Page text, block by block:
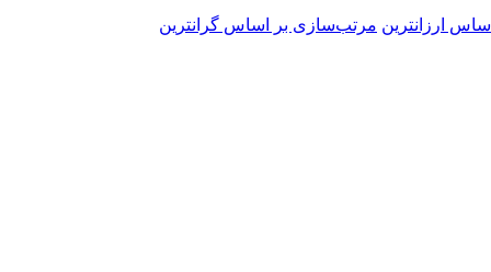
ارزانترین مرتب‌سازی بر اساس گرانترین